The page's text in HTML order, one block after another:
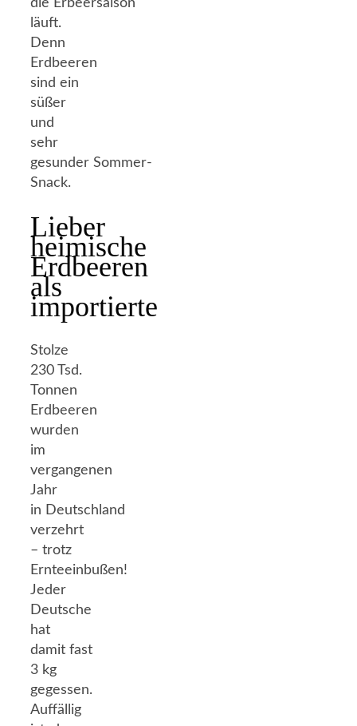
die Erbeersaison
läuft.
Denn
Erdbeeren
sind ein
süßer
und
sehr
gesunder Sommer-
Snack.
Lieber
heimische
Erdbeeren
als
importierte
Stolze
230 Tsd.
Tonnen
Erdbeeren
wurden
im
vergangenen
Jahr
in Deutschland
verzehrt
– trotz
Ernteeinbußen!
Jeder
Deutsche
hat
damit fast
3 kg
gegessen.
Auffällig